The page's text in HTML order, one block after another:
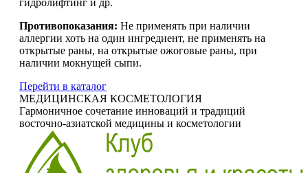
гидролифтинг и др.
Противопоказания: Не применять при наличии
аллергии хоть на один ингредиент, не применять на
открытые раны, на открытые ожоговые раны, при
наличии мокнущей сыпи.
Перейти в каталог
МЕДИЦИНСКАЯ КОСМЕТОЛОГИЯ
Гармоничное сочетание инноваций и традиций
восточно-азиатской медицины и косметологии